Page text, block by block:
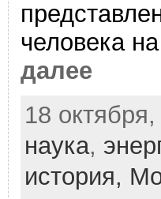
человека
далее
18
наука,
история,